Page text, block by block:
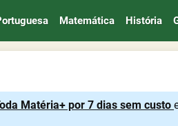
Matemática História
Matéria+ por 7 dias sem custo